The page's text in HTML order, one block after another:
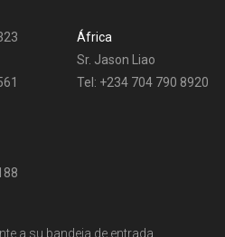
África
Sr. Jason Liao
Tel: +234 704 790 8920
a su bandeja de entrada.